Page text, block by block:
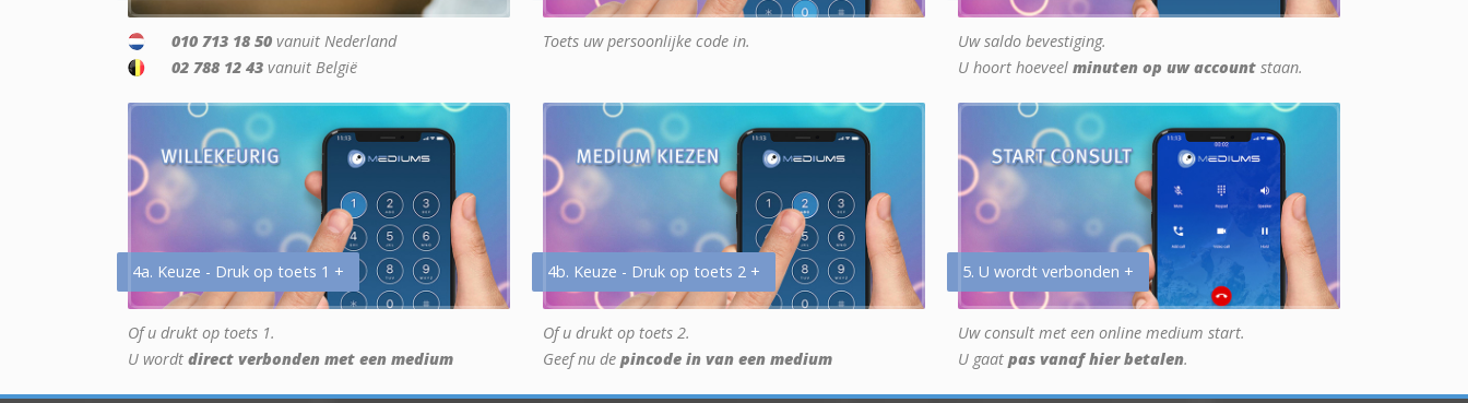
010 713 18 50 vanuit Nederland
02 788 12 43 vanuit België
Toets uw persoonlijke code in.
Uw saldo bevestiging.
U hoort hoeveel minuten op uw account staan.
4a. Keuze - Druk op toets 1 +
Of u drukt op toets 1.
U wordt direct verbonden met een medium
4b. Keuze - Druk op toets 2 +
Of u drukt op toets 2.
Geef nu de pincode in van een medium
5. U wordt verbonden +
Uw consult met een online medium start.
U gaat pas vanaf hier betalen.